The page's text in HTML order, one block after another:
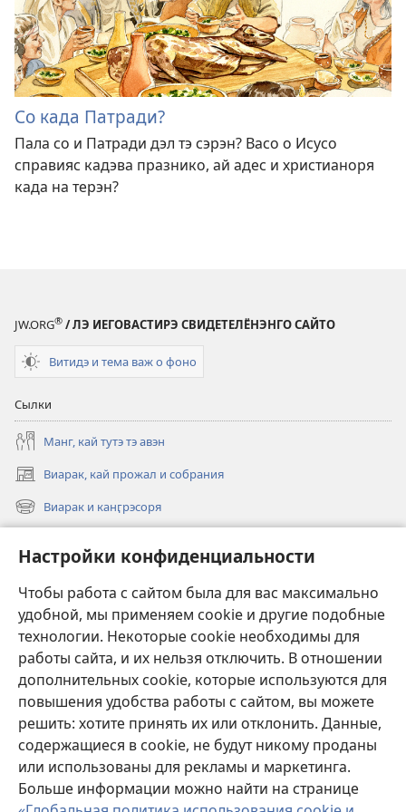
Настройки конфиденциальности
Чтобы работа с сайтом была для вас максимально
удобной, мы применяем cookie и другие подобные
технологии. Некоторые cookie необходимы для
работы сайта, и их нельзя отключить. В отношении
дополнительных cookie, которые используются для
повышения удобства работы с сайтом, вы можете
решить: хотите принять их или отклонить. Данные,
содержащиеся в cookie, не будут никому проданы
или использованы для рекламы и маркетинга.
Больше информации можно найти на странице
Со када Патради?
Пала со и Патради дэл тэ сэрэн? Васо о Исусо
справияс кадэва празнико, ай адес и христианоря
када на терэн?
JW.ORG® / ЛЭ ИЕГОВАСТИРЭ СВИДЕТЕЛЁНЭНГО САЙТО
Витидэ и тема важ о фоно
Сылки
Манг, кай тутэ тэ авэн
Виарак, кай прожал и собрания
(открывается
в
новом
Виарак и канӷрэсоря
(открывается
в
новом
окне) Видео
Родэ
Тэ шос ловэ
(открывается
в
новом
окне)
ОНЛАЙН-БИБЛИАТЕКА Сторожэво башня
(открывается
в
новом
окне)
JW Hub
(открывается
в
новом
окне)